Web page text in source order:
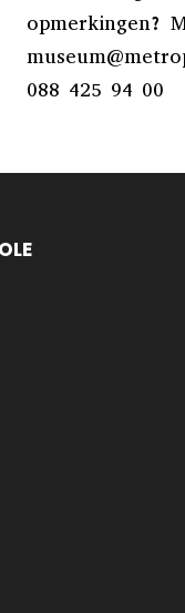
opmerkingen?
088 425 94 00